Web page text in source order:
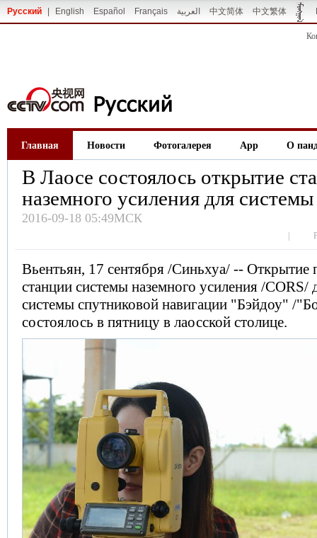
Русский English Español Français العربية 中文简体 中文繁体
Главная Новости Фотогалерея App О
В Лаосе состоялось открытие
наземного усиления для
2016-09-18 05:49МСК
Вьентьян, 17 сентября /Синьхуа/ -- Открытие
станции системы наземного усиления /CORS/
системы спутниковой навигации "Бэйдоу" /
состоялось в пятницу в лаосской столице.